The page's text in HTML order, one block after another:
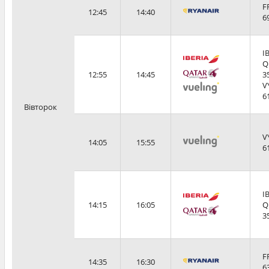
Вівторок
12:45 14:40
12:55 14:45
14:05 15:55
14:15 16:05
14:35 16:30